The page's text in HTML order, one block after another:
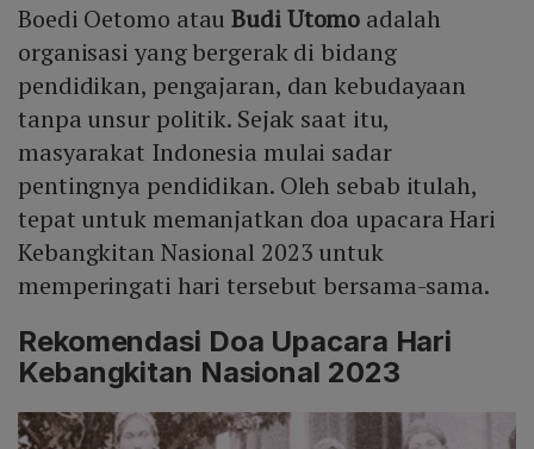
Boedi Oetomo atauBudi Utomo adalah
organisasi yang bergerak di bidang
pendidikan, pengajaran, dan kebudayaan
tanpa unsur politik. Sejak saat itu,
masyarakat Indonesia mulai sadar
pentingnya pendidikan. Oleh sebab itulah,
tepat untuk memanjatkan doa upacara Hari
Kebangkitan Nasional 2023 untuk
memperingati hari tersebut bersama-sama.
Rekomendasi Doa Upacara Hari
Kebangkitan Nasional 2023